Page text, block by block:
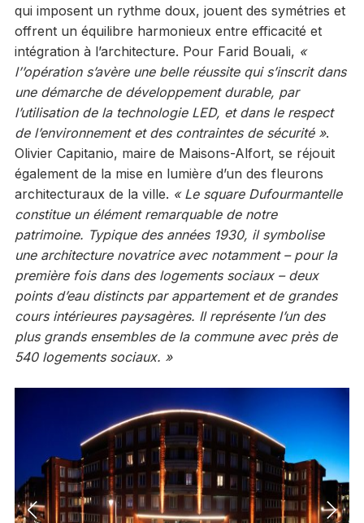
qui imposent un rythme doux, jouent des symétries et
offrent un équilibre harmonieux entre efficacité et
intégration à l’architecture. Pour Farid Bouali, «
l’’opération s’avère une belle réussite qui s’inscrit dans
une démarche de développement durable, par
l’utilisation de la technologie LED, et dans le respect
de l’environnement et des contraintes de sécurité ».
Olivier Capitanio, maire de Maisons-Alfort, se réjouit
également de la mise en lumière d’un des fleurons
architecturaux de la ville. « Le square Dufourmantelle
constitue un élément remarquable de notre
patrimoine. Typique des années 1930, il symbolise
une architecture novatrice avec notamment – pour la
première fois dans des logements sociaux – deux
points d’eau distincts par appartement et de grandes
cours intérieures paysagères. Il représente l’un des
plus grands ensembles de la commune avec près de
540 logements sociaux. »